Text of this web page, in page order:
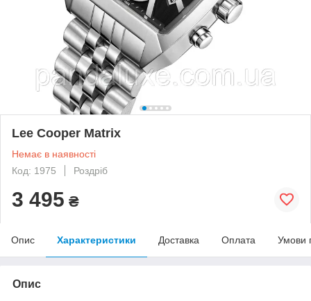
Lee Cooper Matrix
Немає в наявності
Код: 1975
Роздріб
3 495 ₴
Опис Характеристики Доставка Оплата Умови
Опис